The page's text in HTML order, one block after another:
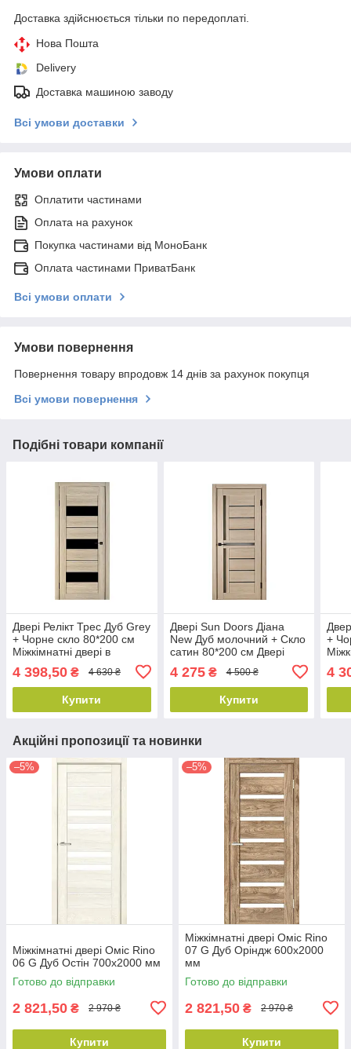
Доставка здійснюється тільки по передоплаті.
Нова Пошта
Delivery
Доставка машиною заводу
Всі умови доставки
Умови оплати
Оплатити частинами
Оплата на рахунок
Покупка частинами від МоноБанк
Оплата частинами ПриватБанк
Всі умови оплати
Умови повернення
Повернення товару впродовж 14 днів за рахунок покупця
Всі умови повернення
Подібні товари компанії
Двері Релікт Трес Дуб Grey
+ Чорне скло 80*200 см
Міжкімнатні двері в
для дому
4 398,50 ₴ 4 630 ₴
Купити
Двері Sun Doors Діана
New Дуб молочний + Скло
сатин 80*200 см Двері
4 275₴ 4 500 ₴
Купити
+
4
Акційні пропозиції та новинки
–5%
Міжкімнатні двері Оміс Rino
06 G Дуб Остін 700х2000 мм
Готово до відправки
2 821,50 ₴ 2 970 ₴
Купити
–5%
Міжкімнатні двері Оміс Rino
07 G Дуб Оріндж 600х2000
мм
Готово до відправки
2 821,50 ₴ 2 970 ₴
Купити